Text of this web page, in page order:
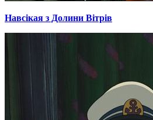
Навсікая з Долини Вітрів